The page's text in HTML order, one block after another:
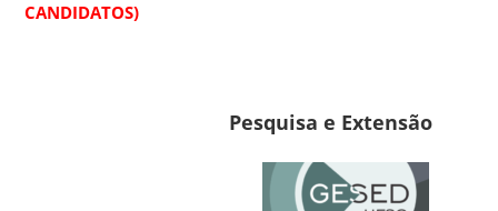
CANDIDATOS)
Pesquisa e Extensão